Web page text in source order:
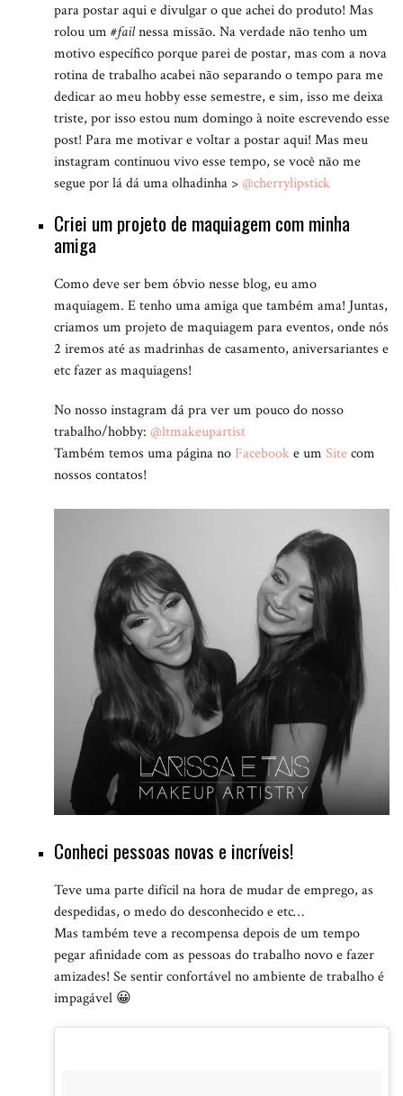
para postar aqui e divulgar o que achei do produto! Mas
rolou um #failnessa missão. Na verdade não tenho um
motivo específico porque parei de postar, mas com a nova
rotina de trabalho acabei não separando o tempo para me
dedicar ao meu hobby esse semestre, e sim, isso me deixa
triste, por isso estou num domingo à noite escrevendo esse
post! Para me motivar e voltar a postar aqui! Mas meu
instagram continuou vivo esse tempo, se você não me
segue por lá dá uma olhadinha > @cherrylipstick
Criei um projeto de maquiagem com minha
amiga
Como deve ser bem óbvio nesse blog, eu amo
maquiagem. E tenho uma amiga que também ama! Juntas,
criamos um projeto de maquiagem para eventos, onde nós
2 iremos até as madrinhas de casamento, aniversariantes e
etc fazer as maquiagens!
No nosso instagram dá pra ver um pouco do nosso
trabalho/hobby: @ltmakeupartist
Também temos uma página no Facebooke um Sitecom
nossos contatos!
Conheci pessoas novas e incríveis!
Teve uma parte difícil na hora de mudar de emprego, as
despedidas, o medo do desconhecido e etc…
Mas também teve a recompensa depois de um tempo
pegar afinidade com as pessoas do trabalho novo e fazer
amizades! Se sentir confortável no ambiente de trabalho é
impagável 😀